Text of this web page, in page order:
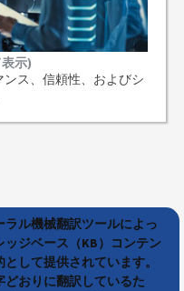
示)
ス、信頼性、およびシ
ラル機械翻訳ツールによっ
ジベース（KB）コンテン
して提供されています。
おりに翻訳しているた